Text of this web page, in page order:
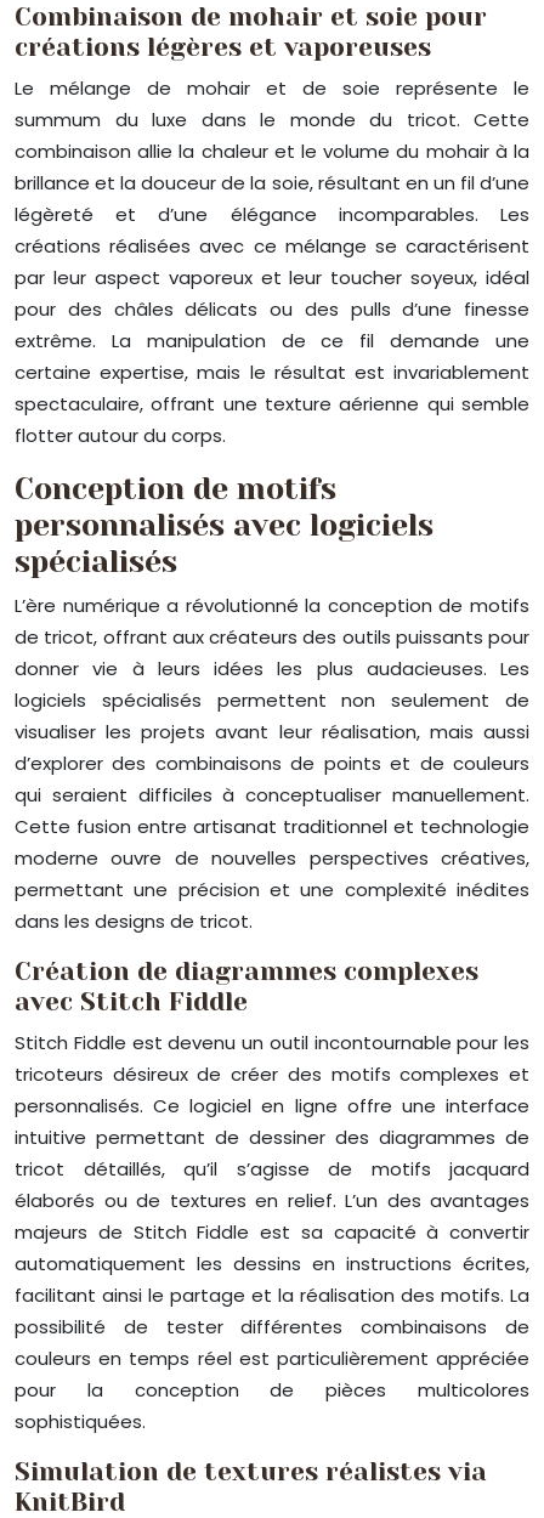
Combinaison de mohair et soie pour
créations légères et vaporeuses
Le mélange de mohair et de soie représente le
summum du luxe dans le monde du tricot. Cette
combinaison allie la chaleur et le volume du mohair à la
brillance et la douceur de la soie, résultant en un fil d’une
légèreté et d’une élégance incomparables. Les
créations réalisées avec ce mélange se caractérisent
par leur aspect vaporeux et leur toucher soyeux, idéal
pour des châles délicats ou des pulls d’une finesse
extrême. La manipulation de ce fil demande une
certaine expertise, mais le résultat est invariablement
spectaculaire, offrant une texture aérienne qui semble
flotter autour du corps.
Conception de motifs
personnalisés avec logiciels
spécialisés
L’ère numérique a révolutionné la conception de motifs
de tricot, offrant aux créateurs des outils puissants pour
donner vie à leurs idées les plus audacieuses. Les
logiciels spécialisés permettent non seulement de
visualiser les projets avant leur réalisation, mais aussi
d’explorer des combinaisons de points et de couleurs
qui seraient difficiles à conceptualiser manuellement.
Cette fusion entre artisanat traditionnel et technologie
moderne ouvre de nouvelles perspectives créatives,
permettant une précision et une complexité inédites
dans les designs de tricot.
Création de diagrammes complexes
avec Stitch Fiddle
Stitch Fiddle est devenu un outil incontournable pour les
tricoteurs désireux de créer des motifs complexes et
personnalisés. Ce logiciel en ligne offre une interface
intuitive permettant de dessiner des diagrammes de
tricot détaillés, qu’il s’agisse de motifs jacquard
élaborés ou de textures en relief. L’un des avantages
majeurs de Stitch Fiddle est sa capacité à convertir
automatiquement les dessins en instructions écrites,
facilitant ainsi le partage et la réalisation des motifs. La
possibilité de tester différentes combinaisons de
couleurs en temps réel est particulièrement appréciée
pour la conception de pièces multicolores
sophistiquées.
Simulation de textures réalistes via
KnitBird